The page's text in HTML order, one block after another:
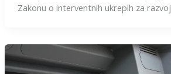
Zakonu o interventnih ukrepih za razvoj